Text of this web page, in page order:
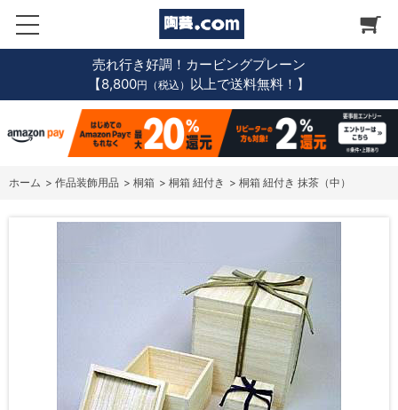
売れ行き好調！カービングプレーン
【8,800円（税込） 以上で送料無料！】
ホーム > 作品装飾用品 > 桐箱 > 桐箱 紐付き > 桐箱 紐付き 抹茶（中）